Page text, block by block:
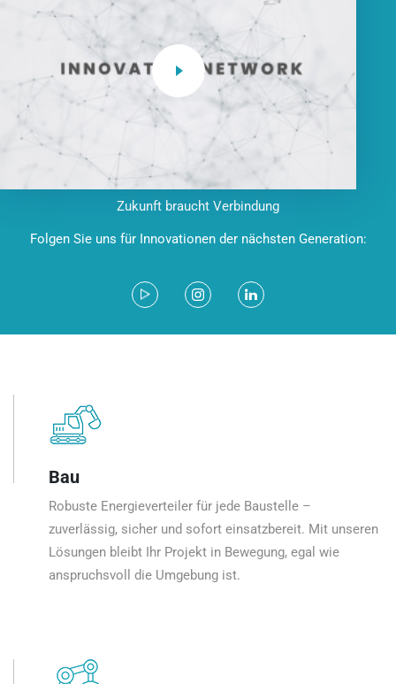
Zukunft braucht Verbindung
Folgen Sie uns für Innovationen der nächsten Generation:
Bau
Robuste Energieverteiler für jede Baustelle –
zuverlässig, sicher und sofort einsatzbereit. Mit unseren
Lösungen bleibt Ihr Projekt in Bewegung, egal wie
anspruchsvoll die Umgebung ist.